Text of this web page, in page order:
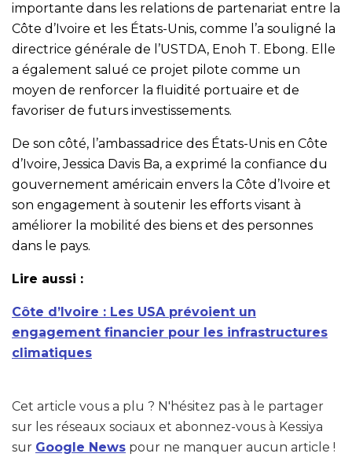
importante dans les relations de partenariat entre la
Côte d’Ivoire et les États-Unis, comme l’a souligné la
directrice générale de l’USTDA, Enoh T. Ebong. Elle
a également salué ce projet pilote comme un
moyen de renforcer la fluidité portuaire et de
favoriser de futurs investissements.
De son côté, l’ambassadrice des États-Unis en Côte
d’Ivoire, Jessica Davis Ba, a exprimé la confiance du
gouvernement américain envers la Côte d’Ivoire et
son engagement à soutenir les efforts visant à
améliorer la mobilité des biens et des personnes
dans le pays.
Lire aussi :
Côte d’Ivoire : Les USA prévoient un
engagement financier pour les infrastructures
climatiques
Cet article vous a plu ? N'hésitez pas à le partager
sur les réseaux sociaux et abonnez-vous à Kessiya
sur Google News pour ne manquer aucun article !